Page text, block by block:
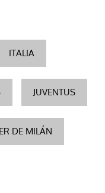
ITALIA
JUVENTUS
DE MILÁN